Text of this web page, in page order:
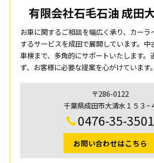
有限会社石毛石油 成田
お車に関するご相談を幅広く承り、カーラ
するサービスを成田で展開しています。中
車検まで、多角的にサポートいたします。
ず、お客様に必要な提案を心がけています。
〒286-0122
千葉県成田市大清水１５３−
0476-35-3501
お問い合わせはこちら